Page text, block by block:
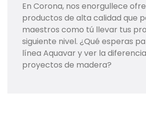
En Corona, nos enorgullece
productos de alta calidad que
maestros como tú llevar tus
siguiente nivel. ¿Qué esperas
línea Aquavar y ver la
proyectos de madera?